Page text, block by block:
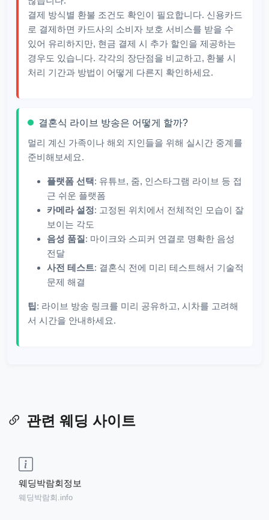
결제 방식별 환불 조건도 확인이 필요합니다. 신용카드
로 결제하면 카드사의 소비자 보호 서비스를 받을 수
있어 유리하지만, 현금 결제 시 추가 할인을 제공하는
경우도 있습니다. 각각의 장단점을 비교하고, 환불 시
처리 기간과 방법이 어떻게 다른지 확인하세요.
결혼식 라이브 방송은 어떻게 할까?
멀리 계신 가족이나 해외 지인들을 위해 실시간 중계를
준비해보세요.
플랫폼 선택 : 유튜브, 줌, 인스타그램 라이브 등 접
근 쉬운 플랫폼
카메라 설정: 고정된 위치에서 전체적인 모습이 잘
보이는 각도
음성 품질 : 마이크와 스피커 연결로 명확한 음성
전달
사전 테스트: 결혼식 전에 미리 테스트해서 기술적
문제 해결
팁 : 라이브 방송 링크를 미리 공유하고, 시차를 고려해
서 시간을 안내하세요.
관련 웨딩 사이트
웨딩박람회정보
웨딩박람회.info